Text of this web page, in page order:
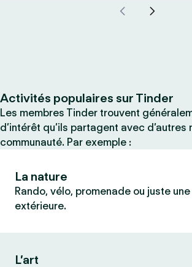
Activités populaires sur Tinder
Les membres Tinder trouvent
d’intérêt qu’ils partagent avec d’autres
communauté. Par exemple :
La nature
Rando, vélo, promenade ou juste
extérieure.
L’art